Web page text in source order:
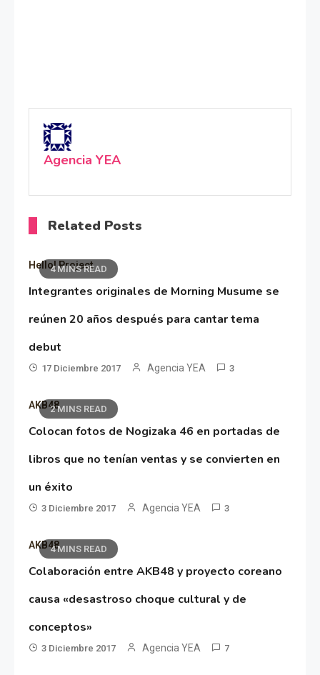
Agencia YEA
Related Posts
4 MINS READ
Hello! Project
Integrantes originales de Morning Musume se
reúnen 20 años después para cantar tema
debut
17 Diciembre 2017 Agencia YEA 3
2 MINS READ
AKB48
Colocan fotos de Nogizaka 46 en portadas de
libros que no tenían ventas y se convierten en
un éxito
3 Diciembre 2017 Agencia YEA 3
4 MINS READ
AKB48
Colaboración entre AKB48 y proyecto coreano
causa «desastroso choque cultural y de
conceptos»
3 Diciembre 2017 Agencia YEA 7